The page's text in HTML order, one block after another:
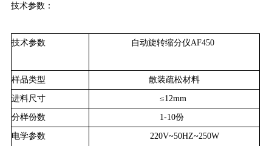
技术参数：
技术参数 自动旋转缩分仪AF450
样品类型 散装疏松材料
进料尺寸 ≤12mm
分样份数 1-10份
电学参数 220V~50HZ~250W